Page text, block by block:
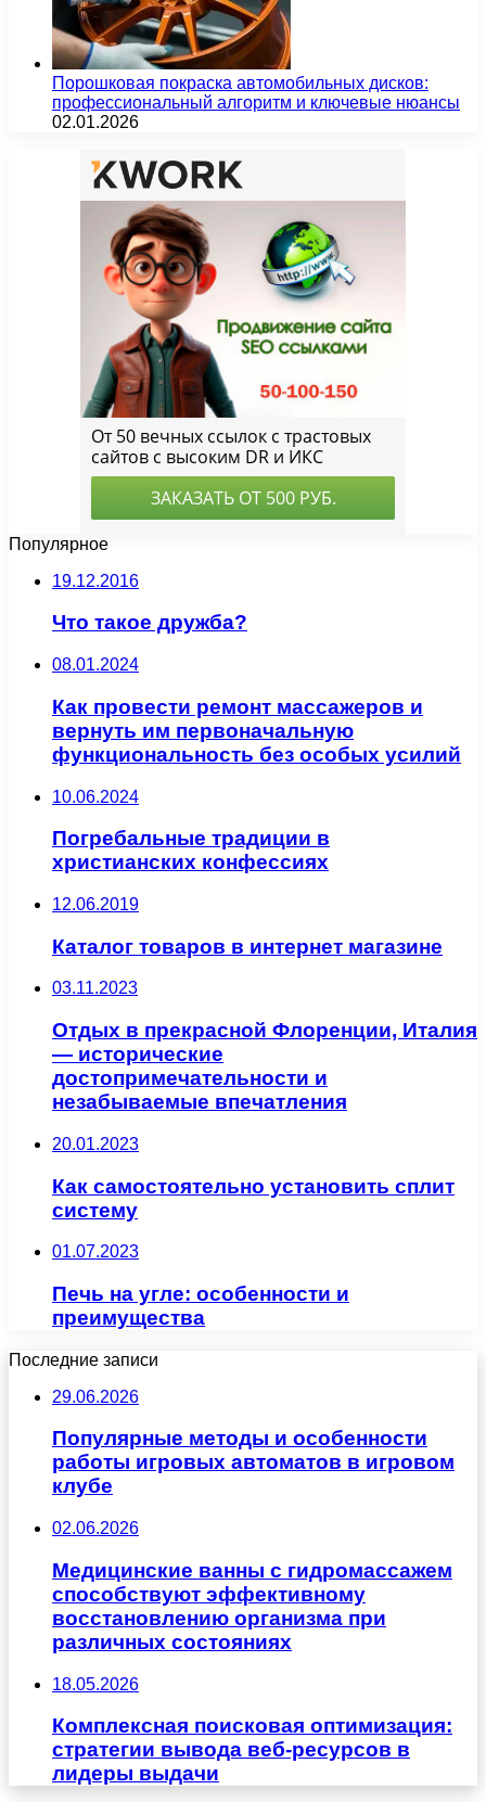
Порошковая покраска автомобильных дисков:
профессиональный алгоритм и ключевые нюансы
02.01.2026
Популярное
19.12.2016
Что такое дружба?
08.01.2024
Как провести ремонт массажеров и
вернуть им первоначальную
функциональность без особых усилий
10.06.2024
Погребальные традиции в
христианских конфессиях
12.06.2019
Каталог товаров в интернет магазине
03.11.2023
Отдых в прекрасной Флоренции, Италия
— исторические
достопримечательности и
незабываемые впечатления
20.01.2023
Как самостоятельно установить сплит
систему
01.07.2023
Печь на угле: особенности и
преимущества
Последние записи
29.06.2026
Популярные методы и особенности
работы игровых автоматов в игровом
клубе
02.06.2026
Медицинские ванны с гидромассажем
способствуют эффективному
восстановлению организма при
различных состояниях
18.05.2026
Комплексная поисковая оптимизация:
стратегии вывода веб-ресурсов в
лидеры выдачи